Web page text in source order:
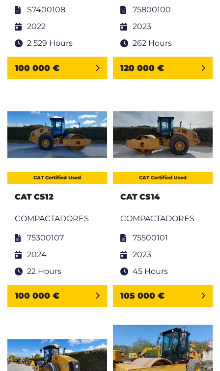
S7400108
2022
2 529 Hours
100 000 €
75800100
2023
262 Hours
120 000 €
CAT Certified Used
CAT CS12
COMPACTADORES
75300107
2024
22 Hours
100 000 €
CAT Certified Used
CAT CS14
COMPACTADORES
75500101
2023
45 Hours
105 000 €